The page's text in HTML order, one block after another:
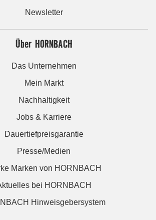
Newsletter
Über HORNBACH
Das Unternehmen
Mein Markt
Nachhaltigkeit
Jobs & Karriere
Dauertiefpreisgarantie
Presse/Medien
Marken von HORNBACH
bei HORNBACH
Hinweisgebersystem